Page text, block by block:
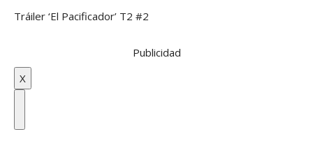
Tráiler ‘El Pacificador’ T2 #2
Publicidad
X